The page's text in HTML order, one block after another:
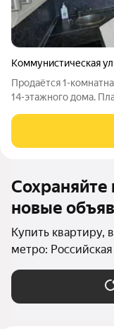
Коммунистическая
Продаётся 1-
14-этажного дома.
планировка
квартире выполнен
Сохраняйте
новые
Купить квартиру,
метро: